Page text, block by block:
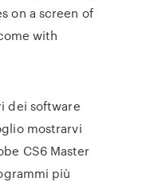
on a screen of
with
dei software
mostrarvi
CS6 Master
più